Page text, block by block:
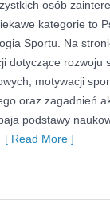
osób
kategorie to
Sportu. Na
dotyczące rozwoju
motywacji
oraz zagadnień
podstawy
[ Read More ]